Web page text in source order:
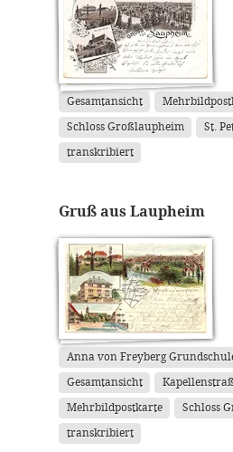
Gesamtansicht
Schloss Großlaupheim St.
transkribiert
Gruß aus Laupheim
Anna von Freyberg
Gesamtansicht
Mehrbildpostkarte Schloss
transkribiert